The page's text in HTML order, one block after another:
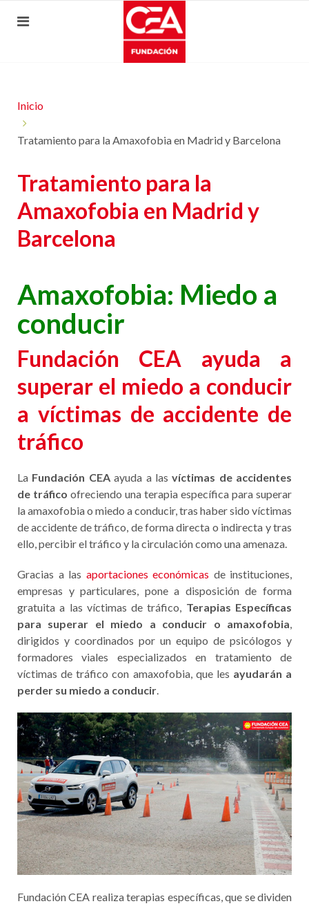
Inicio
Tratamiento para la Amaxofobia en Madrid y Barcelona
Tratamiento para la
Amaxofobia en Madrid y
Barcelona
Amaxofobia: Miedo a
conducir
Fundación CEA ayuda a
superar el miedo a conducir
a víctimas de accidente de
tráfico
La Fundación CEAayuda a lasvíctimas de accidentes
de tráfico ofreciendo una terapia específica para superar
la amaxofobia o miedo a conducir, tras haber sido víctimas
de accidente de tráfico, de forma directa o indirecta y tras
ello, percibir el tráfico y la circulación como una amenaza.
Gracias a las aportaciones económicas de instituciones,
empresas y particulares, pone a disposición de forma
gratuita a las víctimas de tráfico, Terapias Específicas
para superar el miedo a conducir o amaxofobia,
dirigidos y coordinados por un equipo de psicólogos y
formadores viales especializados en tratamiento de
víctimas de tráfico con amaxofobia, que les ayudarán a
perder su miedo a conducir.
Fundación CEA realiza terapias específicas, que se dividen